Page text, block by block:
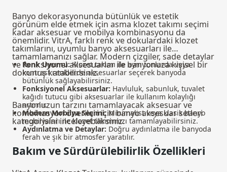
Banyo dekorasyonunda bütünlük ve estetik
görünüm elde etmek için asma klozet takımı seçimi
kadar aksesuar ve mobilya kombinasyonu da
önemlidir. VitrA, farklı renk ve dokulardaki klozet
takımlarını, uyumlu banyo aksesuarları ile
tamamlamanızı sağlar. Modern çizgiler, sade detaylar
ve fonksiyonel aksesuarlar ile banyonuza kişisel bir
dokunuş katabilirsiniz.
Renk Uyumu:Klozet takımı ile aynı tonlarda veya
kontrast renklerde aksesuarlar seçerek banyoda
bütünlük sağlayabilirsiniz.
Fonksiyonel Aksesuarlar: Havluluk, sabunluk, tuvalet
kağıdı tutucu gibi aksesuarlar ile kullanım kolaylığı
artırılır.
Modern Mobilya Seçimi:Minimalist veya klasik banyo
mobilyaları ile klozet takımınızı tamamlayabilirsiniz.
Aydınlatma ve Detaylar: Doğru aydınlatma ile banyoda
ferah ve şık bir atmosfer yaratılır.
Banyonuzun tarzını tamamlayacak aksesuar ve
kombinasyon önerileri içinbanyo aksesuar setleri
kategorisini inceleyebilirsiniz.
Bakım ve Sürdürülebilirlik Özellikleri